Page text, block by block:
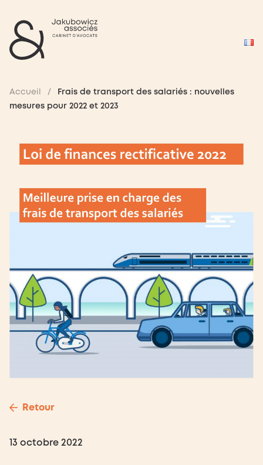
Accueil /
Frais de transport des salariés : nouvelles
mesures pour 2022 et 2023
Retour
13 octobre 2022